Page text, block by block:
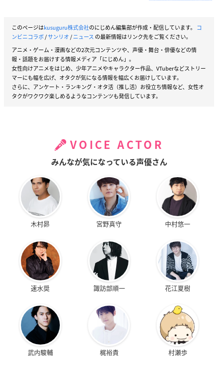
このページはkusuguru株式会社のにじめん編集部が作成・配信しています。 コ
ンビニコラボ/サンリオ/ニュース の最新情報はリンク先をご覧ください。
アニメ・ゲーム・漫画などの2次元コンテンツや、声優・舞台・俳優などの情
報・話題をお届けする情報メディア「にじめん」。
女性向けアニメをはじめ、少年アニメやキャラクター作品、VTuberなどストリー
マーにも幅を広げ、オタクが気になる情報を幅広くお届けしています。
さらに、アンケート・ランキング・オタ活（推し活）お役立ち情報など、女性オ
タクがワクワク楽しめるようなコンテンツも発信しています。
VOICE ACTOR
みんなが気になっている声優さん
木村昴 宮野真守 中村悠一
速水奨 諏訪部順一 花江夏樹
武内駿輔 梶裕貴 村瀬歩